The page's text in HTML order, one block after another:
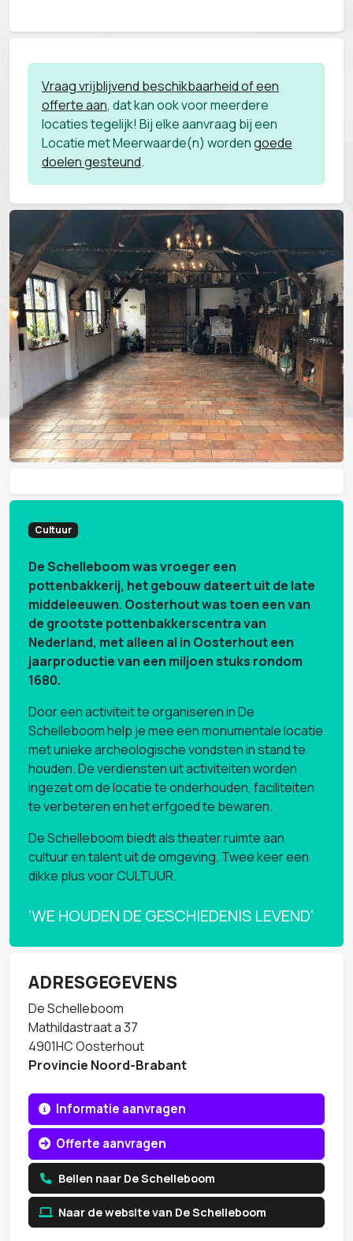
Vraag vrijblijvend beschikbaarheid of een
offerte aan, dat kan ook voor meerdere
locaties tegelijk! Bij elke aanvraag bij een
Locatie met Meerwaarde(n) wordengoede
doelen gesteund.
Cultuur
De Schelleboom was vroeger een
pottenbakkerij, het gebouw dateert uit de late
middeleeuwen. Oosterhout was toen een van
de grootste pottenbakkerscentra van
Nederland, met alleen al in Oosterhout een
jaarproductie van een miljoen stuks rondom
1680.
Door een activiteit te organiseren in De
Schelleboom help je mee een monumentale locatie
met unieke archeologische vondsten in stand te
houden. De verdiensten uit activiteiten worden
ingezet om de locatie te onderhouden, faciliteiten
te verbeteren en het erfgoed te bewaren.
De Schelleboom biedt als theater ruimte aan
cultuur en talent uit de omgeving. Twee keer een
dikke plus voor CULTUUR.
'WE HOUDEN DE GESCHIEDENIS LEVEND'
ADRESGEGEVENS
De Schelleboom
Mathildastraat a 37
4901HC Oosterhout
Provincie Noord-Brabant
Informatie aanvragen
Offerte aanvragen
Bellen naar De Schelleboom
Naar de website van De Schelleboom